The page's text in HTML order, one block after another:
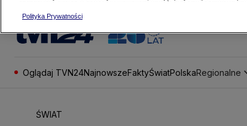
Oglądaj TVN24NajnowszeFaktyŚwiatPolskaRegionalne
ŚWIAT
Polityka Prywatności